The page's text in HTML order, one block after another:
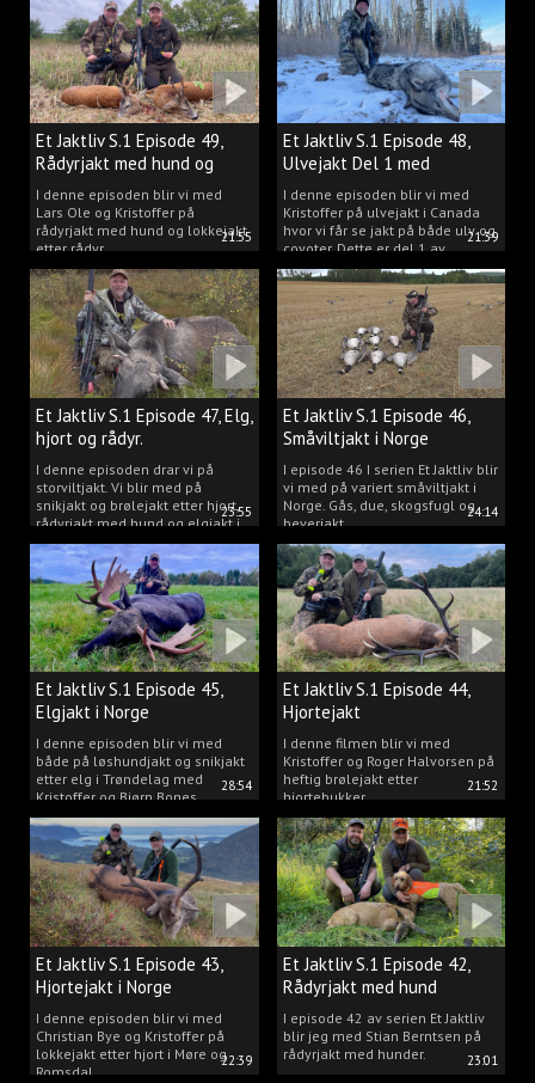
21:55
Et Jaktliv S.1 Episode 49,
Rådyrjakt med hund og
lokkejakt.
I denne episoden blir vi med
Lars Ole og Kristoffer på
rådyrjakt med hund og lokkejakt
etter rådyr.
21:39
Et Jaktliv S.1 Episode 48,
Ulvejakt Del 1 med
Kristoffer Clausen.
I denne episoden blir vi med
Kristoffer på ulvejakt i Canada
hvor vi får se jakt på både ulv og
coyoter. Dette er del 1 av
ulvejakten.
23:55
Et Jaktliv S.1 Episode 47, Elg,
hjort og rådyr.
I denne episoden drar vi på
storviltjakt. Vi blir med på
snikjakt og brølejakt etter hjort,
rådyrjakt med hund og elgjakt i
Trøndelag.
24:14
Et Jaktliv S.1 Episode 46,
Småviltjakt i Norge
I episode 46 I serien Et Jaktliv blir
vi med på variert småviltjakt i
Norge. Gås, due, skogsfugl og
beverjakt.
28:54
Et Jaktliv S.1 Episode 45,
Elgjakt i Norge
I denne episoden blir vi med
både på løshundjakt og snikjakt
etter elg i Trøndelag med
Kristoffer og Bjørn Bones
21:52
Et Jaktliv S.1 Episode 44,
Hjortejakt
I denne filmen blir vi med
Kristoffer og Roger Halvorsen på
heftig brølejakt etter
hjortebukker.
22:39
Et Jaktliv S.1 Episode 43,
Hjortejakt i Norge
I denne episoden blir vi med
Christian Bye og Kristoffer på
lokkejakt etter hjort i Møre og
Romsdal.
23:01
Et Jaktliv S.1 Episode 42,
Rådyrjakt med hund
I episode 42 av serien Et Jaktliv
blir jeg med Stian Berntsen på
rådyrjakt med hunder.